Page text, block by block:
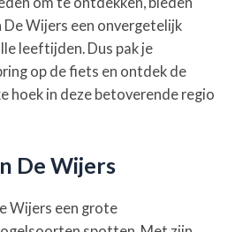
Wijers een onvergetelijk
leeftijden. Dus pak je
op de fiets en ontdek de
hoek in deze betoverende regio
De Wijers
Wijers een grote